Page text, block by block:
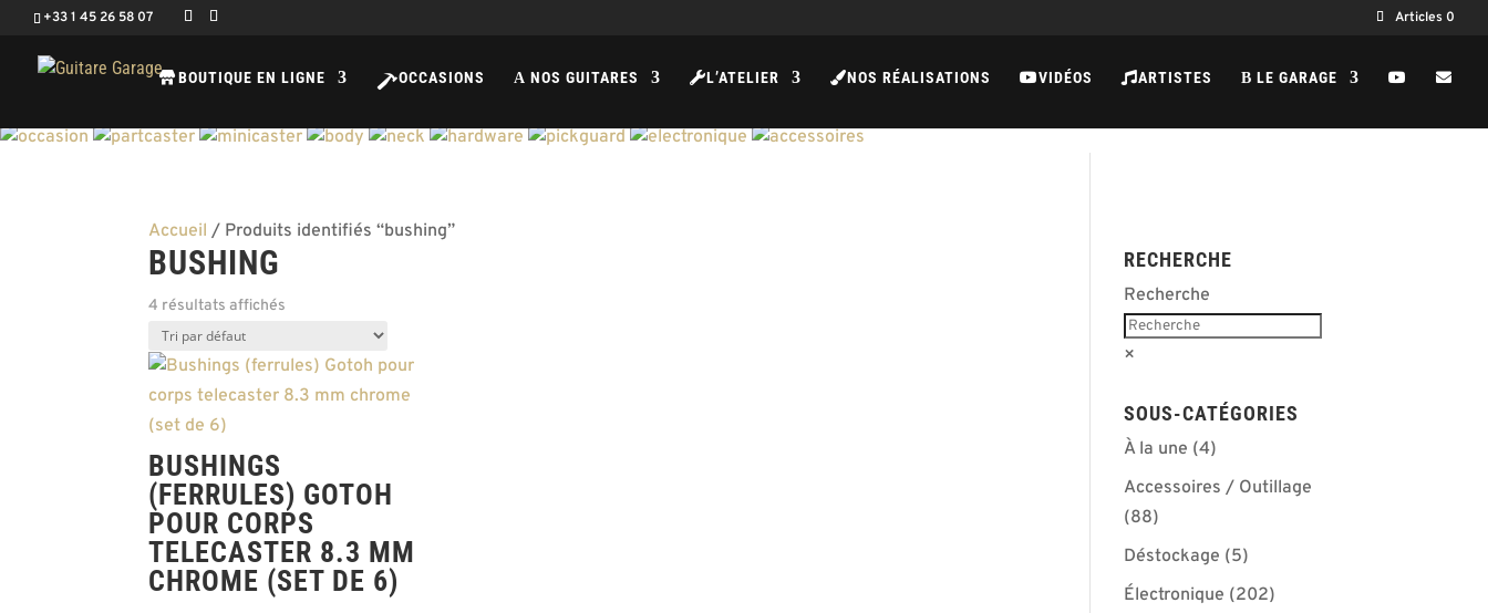
+33 1 45 26 58 07 Articles 0
BOUTIQUE EN LIGNE OCCASIONS A NOS GUITARES L’ATELIER NOS RÉALISATIONS VIDÉOS ARTISTES B LE GARAGE
Accueil / Produits identifiés “bushing”
BUSHING
4 résultats affichés
BUSHINGS
(FERRULES) GOTOH
POUR CORPS
TELECASTER 8.3 MM
CHROME (SET DE 6)
RECHERCHE
Recherche
×
SOUS-CATÉGORIES
À la une (4)
Accessoires / Outillage
(88)
Déstockage (5)
Électronique (202)